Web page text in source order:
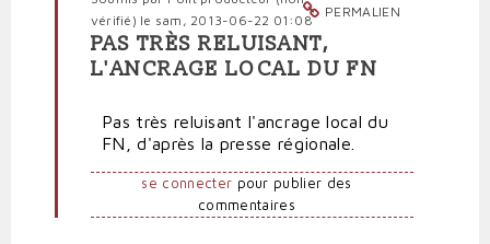
PERMALIEN
vérifié) le sam, 2013-06-22 01:08
En
réponse
Thierry
Maillard
PAS TRÈS RELUISANT,
L'ANCRAGE LOCAL DU FN
Pas très reluisant l'ancrage local du
FN, d'après la presse régionale.
se connecter pour publier des
commentaires